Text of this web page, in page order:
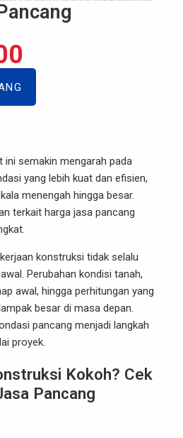
ini semakin mengarah pada
yang lebih kuat dan efisien,
menengah hingga besar.
terkait harga jasa pancang
konstruksi tidak selalu
Perubahan kondisi tanah,
awal, hingga perhitungan yang
besar di masa depan.
pancang menjadi langkah
proyek.
Kokoh? Cek
Pancang